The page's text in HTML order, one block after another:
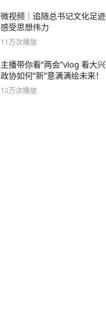
微视频｜追随总书记文化足迹
感受思想伟力
11万次播放
主播带你看“两会”vlog 看大兴
政协如何“新”意满满绘未来！
12万次播放